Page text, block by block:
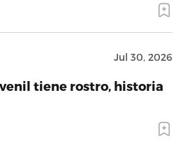
Jul 30, 2026
tiene rostro, historia